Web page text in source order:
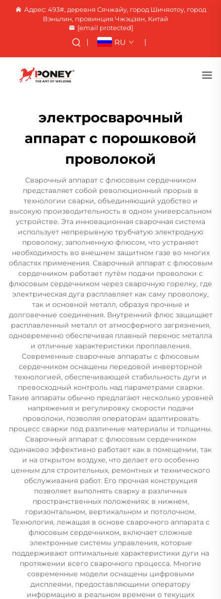
Адрес: 493#, деревня Сячжайу, город Шичяотоу, город
Вэньлин, провинция Чжэцзян, Китай
[email protected]
RU
электросварочный
аппарат с порошковой
проволокой
Сварочный аппарат с флюсовым сердечником
представляет собой революционный прорыв в
технологии сварки, объединяющий удобство и
высокую производительность в одном универсальном
устройстве. Эта инновационная сварочная система
использует непрерывную трубчатую электродную
проволоку, заполненную флюсом, что устраняет
необходимость во внешнем защитном газе во многих
областях применения. Сварочный аппарат с флюсовым
сердечником работает путём подачи проволоки с
флюсовым сердечником через сварочную горелку, где
электрическая дуга расплавляет как саму проволоку,
так и основной металл, образуя прочные и
долговечные соединения. Внутренний флюс защищает
расплавленный металл от атмосферного загрязнения,
одновременно обеспечивая плавный перенос металла
и отличные характеристики проплавления.
Современные сварочные аппараты с флюсовым
сердечником оснащены передовой инверторной
технологией, обеспечивающей стабильность дуги и
превосходный контроль над параметрами сварки.
Такие аппараты обычно предлагают несколько уровней
напряжения и регулировку скорости подачи
проволоки, позволяя операторам адаптировать
процесс сварки под различные материалы и толщины.
Сварочный аппарат с флюсовым сердечником
одинаково эффективно работает как в помещении, так
и на открытом воздухе, что делает его особенно
ценным для строительных, ремонтных и технического
обслуживания работ. Его прочная конструкция
позволяет выполнять сварку в различных
пространственных положениях: в нижнем,
горизонтальном, вертикальном и потолочном.
Технология, лежащая в основе сварочного аппарата с
флюсовым сердечником, включает сложные
электронные системы управления, которые
поддерживают оптимальные характеристики дуги на
протяжении всего сварочного процесса. Многие
современные модели оснащены цифровыми
дисплеями, предоставляющими оператору
информацию в реальном времени о текущих